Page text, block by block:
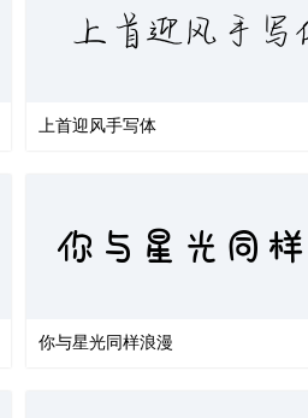
上首迎风手写
上首迎风手写体
你与星光同
你与星光同样浪漫